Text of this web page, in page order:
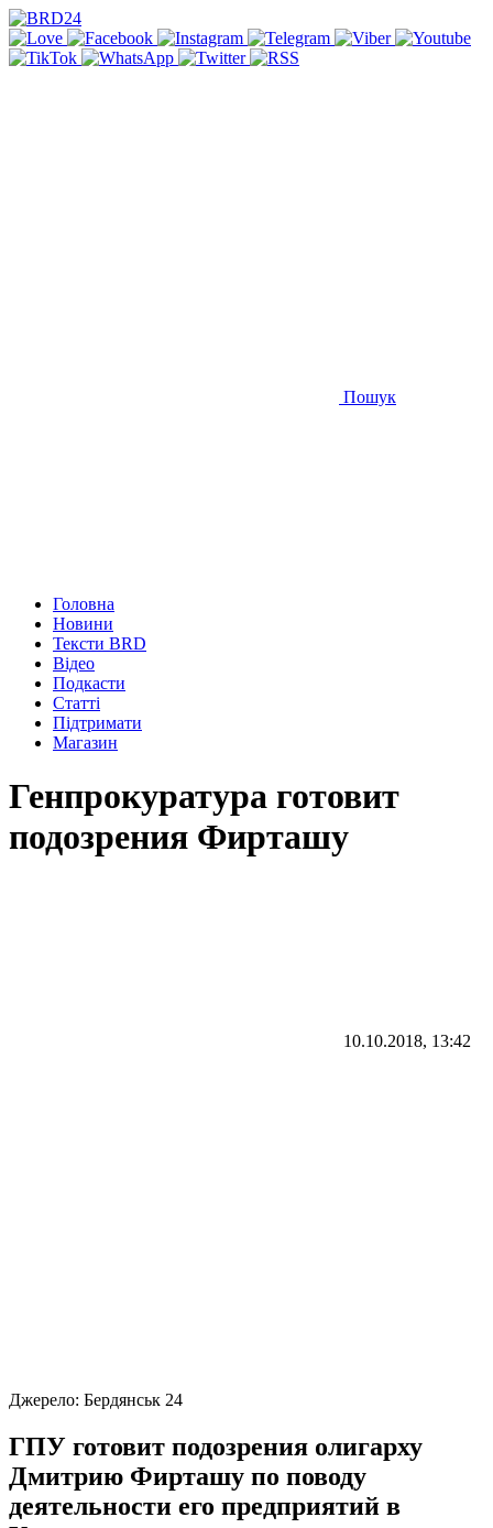
Пошук
Головна
Новини
Тексти BRD
Відео
Подкасти
Статті
Підтримати
Магазин
Генпрокуратура готовит
подозрения Фирташу
10.10.2018, 13:42
Джерело: Бердянськ 24
ГПУ готовит подозрения олигарху
Дмитрию Фирташу по поводу
деятельности его предприятий в